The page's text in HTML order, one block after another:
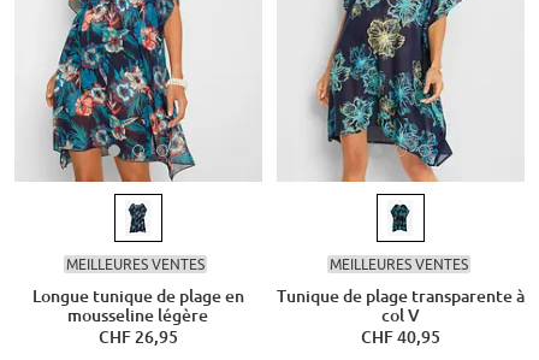
MEILLEURES VENTES
Longue tunique de plage en
mousseline légère
CHF 26,95
MEILLEURES VENTES
Tunique de plage transparente à
col V
CHF 40,95